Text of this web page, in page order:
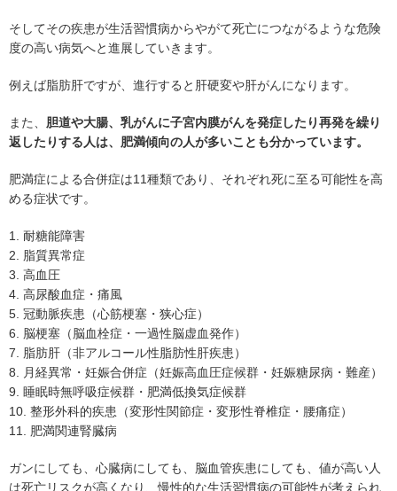
そしてその疾患が生活習慣病からやがて死亡につながるような危険
度の高い病気へと進展していきます。
例えば脂肪肝ですが、進行すると肝硬変や肝がんになります。
また、 胆道や大腸、乳がんに子宮内膜がんを発症したり再発を繰り
返したりする人は、肥満傾向の人が多いことも分かっています。
肥満症による合併症は11種類であり、それぞれ死に至る可能性を高
める症状です。
1. 耐糖能障害
2. 脂質異常症
3. 高血圧
4. 高尿酸血症・痛風
5. 冠動脈疾患（心筋梗塞・狭心症）
6. 脳梗塞（脳血栓症・一過性脳虚血発作）
7. 脂肪肝（非アルコール性脂肪性肝疾患）
8. 月経異常・妊娠合併症（妊娠高血圧症候群・妊娠糖尿病・難産）
9. 睡眠時無呼吸症候群・肥満低換気症候群
10. 整形外科的疾患（変形性関節症・変形性脊椎症・腰痛症）
11. 肥満関連腎臓病
ガンにしても、心臓病にしても、脳血管疾患にしても、値が高い人
は死亡リスクが高くなり、慢性的な生活習慣病の可能性が考えられ